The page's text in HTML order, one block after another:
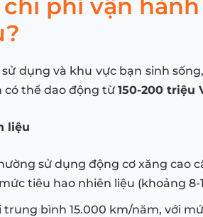
phí vận hành
sử dụng và khu vực bạn sinh
có thể dao động từ 150-200 triệu
liệu
sử dụng động cơ xăng cao
tiêu hao nhiên liệu (khoảng 8-
trung bình 15.000 km/năm, với